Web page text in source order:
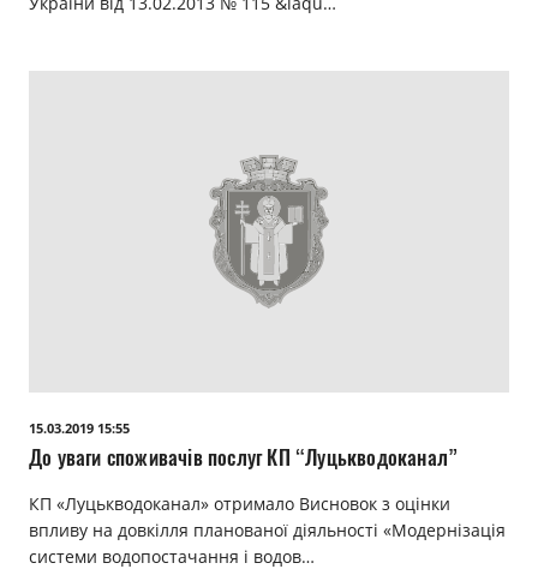
15.03.2019 15:55
До уваги споживачів послуг КП “Луцькводоканал”
КП «Луцькводоканал» отримало Висновок з оцінки
впливу на довкілля планованої діяльності «Модернізація
системи водопостачання і водов…